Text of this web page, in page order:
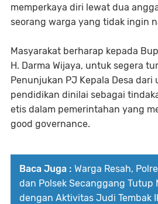
memperkaya diri lewat dua
seorang warga yang tidak ingin
Masyarakat berharap kepada
H. Darma Wijaya, untuk segera
Penunjukan PJ Kepala Desa dari
pendidikan dinilai sebagai
etis dalam pemerintahan yang
good governance.
Baca Juga : Warga Resah,
dan Polsek Secanggang Tutup
dengan Aktivitas Judi Tembak